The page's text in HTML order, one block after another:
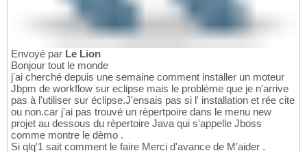
Envoyé par Le Lion
Bonjour tout le monde
j'ai cherché depuis une semaine comment installer un moteur
Jbpm de workflow sur eclipse mais le problème que je n'arrive
pas à l'utiliser sur éclipse.J'ensais pas si l' installation et rée cite
ou non.car j'ai pas trouvé un rèpertpoire dans le menu new
projet au dessous du rèpertoire Java qui s'appelle Jboss
comme montre le dèmo .
Si qlq'1 sait comment le faire Merci d'avance de M'aider .